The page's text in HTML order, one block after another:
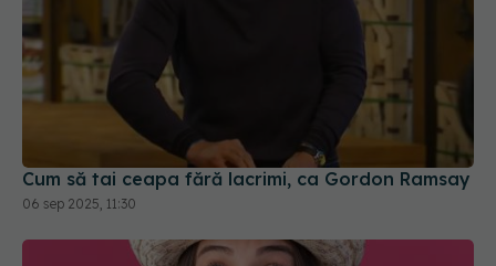
Cum să tai ceapa fără lacrimi, ca Gordon Ramsay
06 sep 2025, 11:30